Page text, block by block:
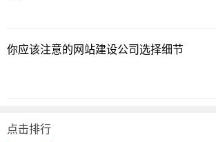
你应该注意的网站建设公司选择细节
点击排行